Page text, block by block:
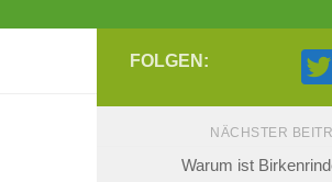
FOLGEN:
NÄCHSTER
Warum ist